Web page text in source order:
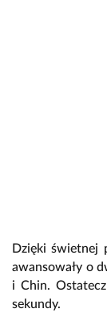
Dzięki świetnej
awansowały o
i Chin.
sekundy.